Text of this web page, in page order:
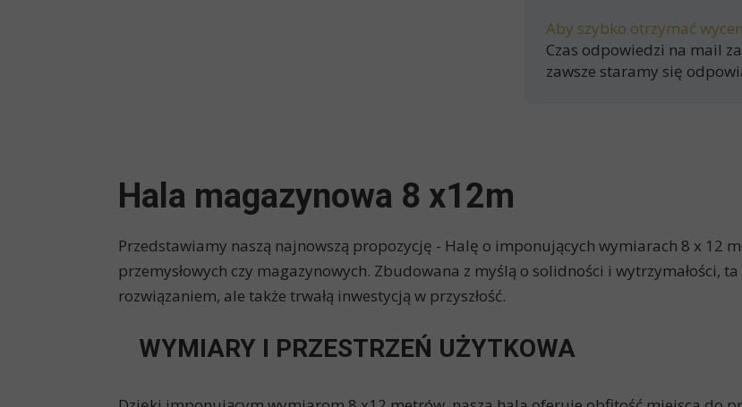
Aby szybko otrzymać
Czas odpowiedzi na mail
zawsze staramy się
Hala magazynowa 8 x12m
Przedstawiamy naszą najnowszą propozycję - Halę o imponujących wymiarach 8 x 12
przemysłowych czy magazynowych. Zbudowana z myślą o solidności i wytrzymałości,
rozwiązaniem, ale także trwałą inwestycją w przyszłość.
WYMIARY I PRZESTRZEŃ UŻYTKOWA